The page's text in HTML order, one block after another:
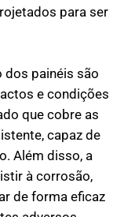
para ser
dos painéis são
e condições
que cobre as
capaz de
Além disso, a
à corrosão,
de forma eficaz